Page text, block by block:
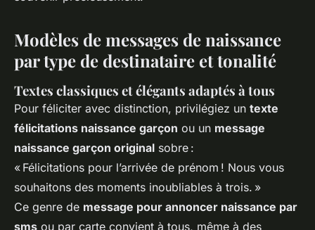
Modèles de messages de naissance
par type de destinataire et tonalité
Textes classiques et élégants adaptés à tous
Pour féliciter avec distinction, privilégiez un texte
félicitations naissance garçon ou un message
naissance garçon original sobre :
« Félicitations pour l’arrivée de prénom ! Nous vous
souhaitons des moments inoubliables à trois. »
Ce genre de message pour annoncer naissance par
sms ou par carte convient à tous, même à des